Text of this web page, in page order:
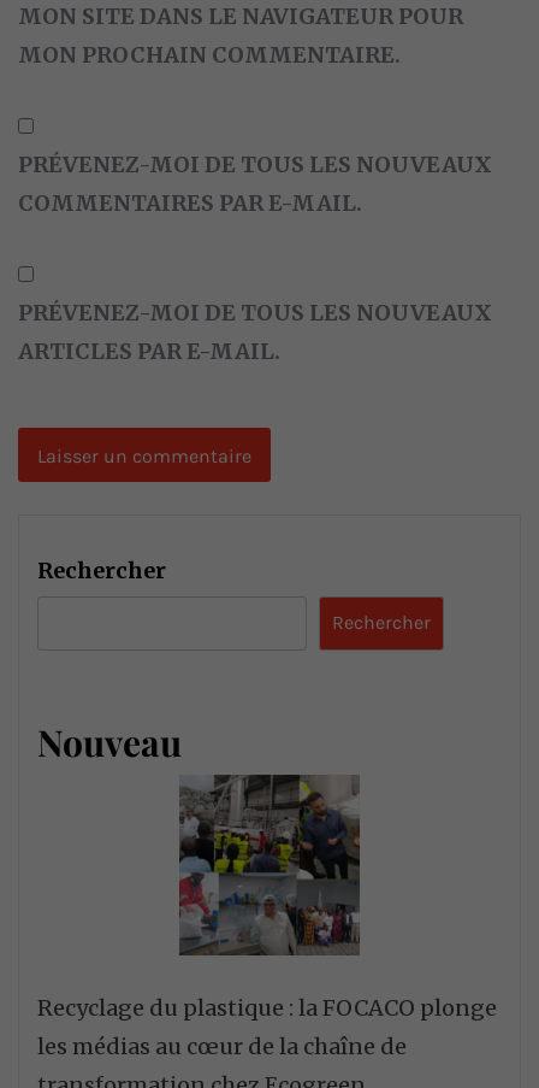
MON SITE DANS LE NAVIGATEUR POUR
MON PROCHAIN COMMENTAIRE.
PRÉVENEZ-MOI DE TOUS LES NOUVEAUX
COMMENTAIRES PAR E-MAIL.
PRÉVENEZ-MOI DE TOUS LES NOUVEAUX
ARTICLES PAR E-MAIL.
Rechercher
Rechercher
Nouveau
Recyclage du plastique : la FOCACO plonge
les médias au cœur de la chaîne de